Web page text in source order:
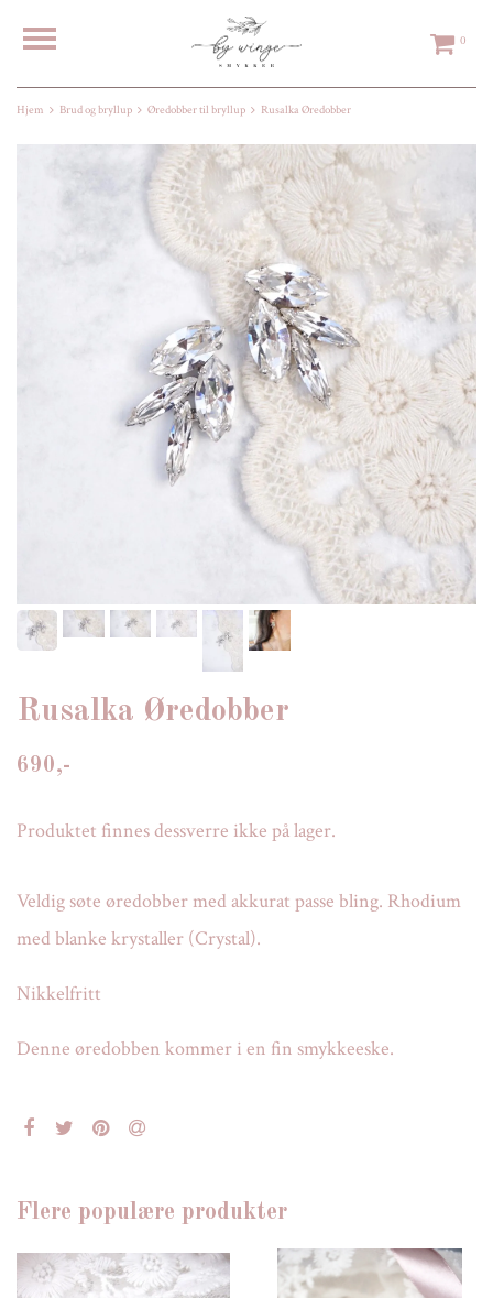
0
Hjem Brud og bryllup Øredobber til bryllup Rusalka Øredobber
Rusalka Øredobber
690,-
Produktet finnes dessverre ikke på lager.
Veldig søte øredobber med akkurat passe bling. Rhodium
med blanke krystaller (Crystal).
Nikkelfritt
Denne øredobben kommer i en fin smykkeeske.
Flere populære produkter